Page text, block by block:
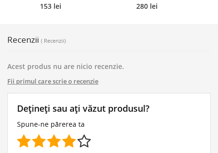
153 lei 280 lei
Recenzii ( Recenzii)
Acest produs nu are nicio recenzie.
Fii primul care scrie o recenzie
Dețineți sau ați văzut produsul?
Spune-ne părerea ta